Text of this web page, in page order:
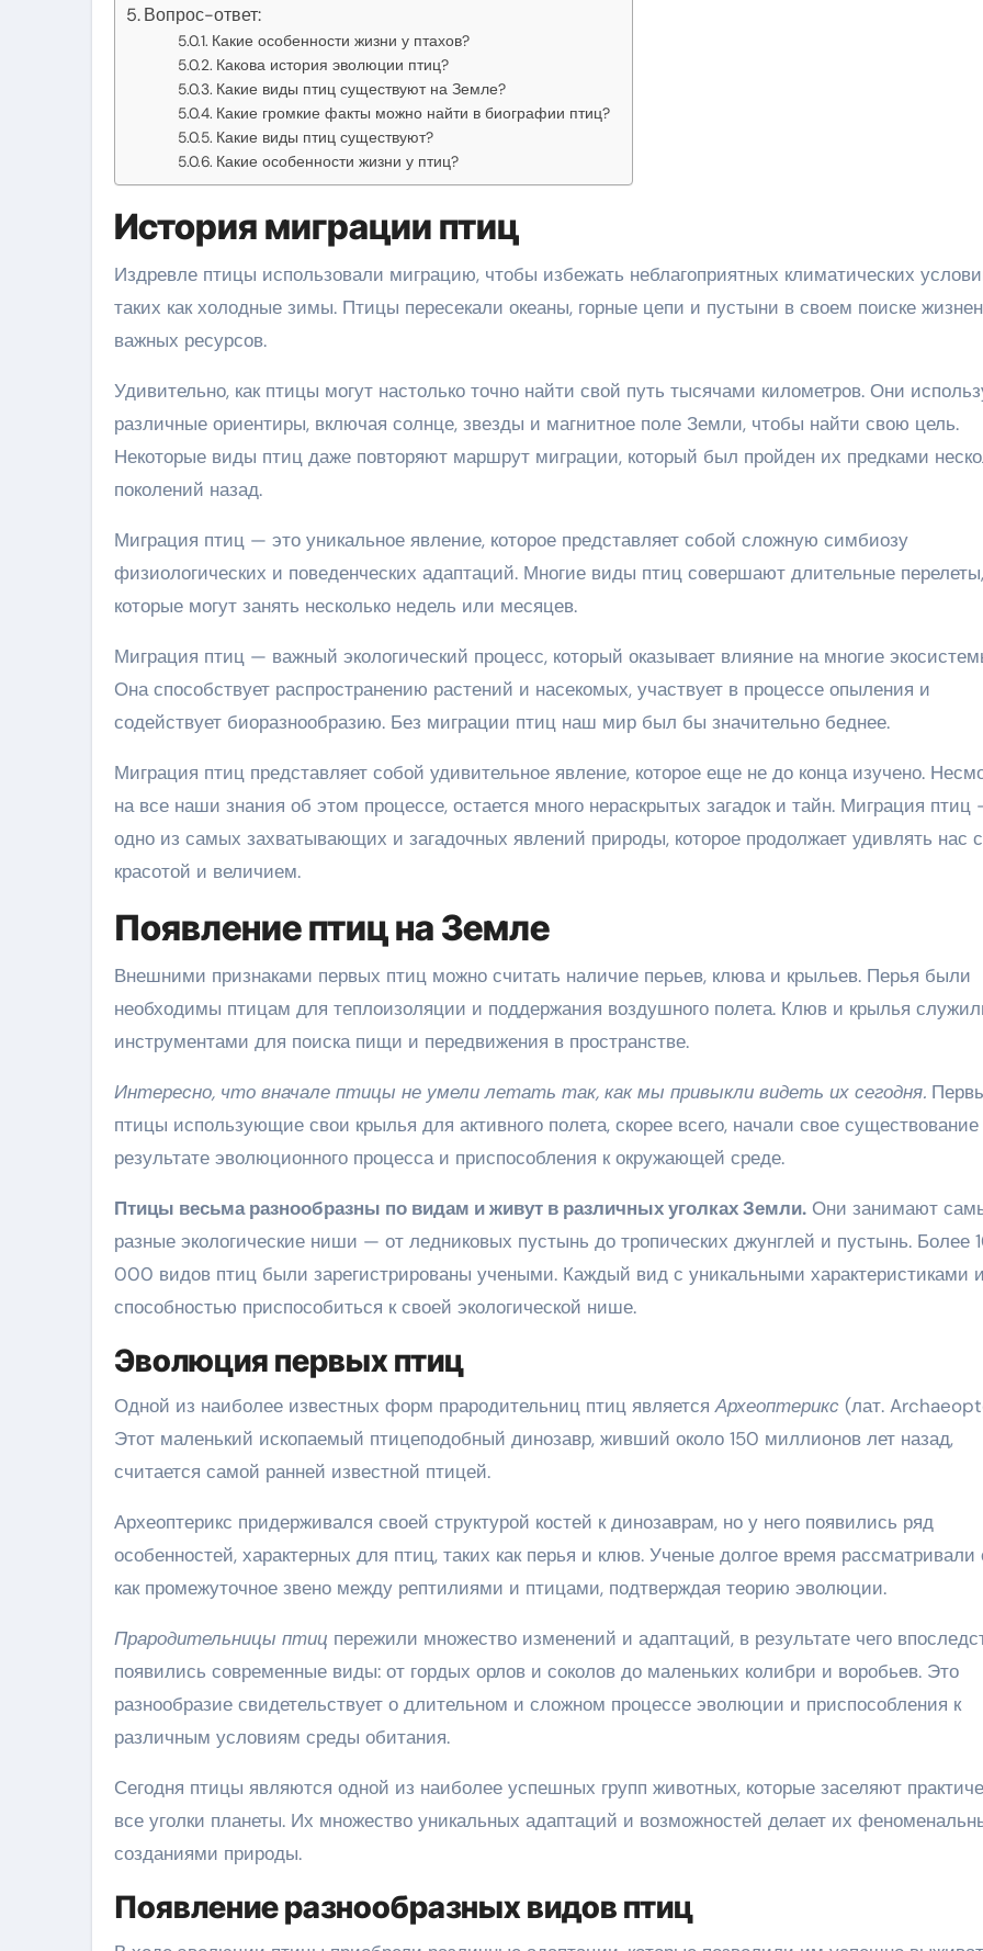
Вопрос-ответ:
Какие особенности жизни у птахов?
Какова история эволюции птиц?
Какие виды птиц существуют на Земле?
Какие громкие факты можно найти в биографии птиц?
Какие виды птиц существуют?
Какие особенности жизни у птиц?
История миграции птиц
Издревле птицы использовали миграцию, чтобы избежать неблагоприятных климатических
таких как холодные зимы. Птицы пересекали океаны, горные цепи и пустыни в своем поиске
важных ресурсов.
Удивительно, как птицы могут настолько точно найти свой путь тысячами километров. Они
различные ориентиры, включая солнце, звезды и магнитное поле Земли, чтобы найти свою цель.
Некоторые виды птиц даже повторяют маршрут миграции, который был пройден их предками
поколений назад.
Миграция птиц — это уникальное явление, которое представляет собой сложную симбиозу
физиологических и поведенческих адаптаций. Многие виды птиц совершают длительные перелеты,
которые могут занять несколько недель или месяцев.
Миграция птиц — важный экологический процесс, который оказывает влияние на многие
Она способствует распространению растений и насекомых, участвует в процессе опыления и
содействует биоразнообразию. Без миграции птиц наш мир был бы значительно беднее.
Миграция птиц представляет собой удивительное явление, которое еще не до конца изучено.
на все наши знания об этом процессе, остается много нераскрытых загадок и тайн. Миграция птиц
одно из самых захватывающих и загадочных явлений природы, которое продолжает удивлять нас
красотой и величием.
Появление птиц на Земле
Внешними признаками первых птиц можно считать наличие перьев, клюва и крыльев. Перья были
необходимы птицам для теплоизоляции и поддержания воздушного полета. Клюв и крылья
инструментами для поиска пищи и передвижения в пространстве.
Интересно, что вначале птицы не умели летать так, как мы привыкли видеть их сегодня.
птицы использующие свои крылья для активного полета, скорее всего, начали свое существование
результате эволюционного процесса и приспособления к окружающей среде.
Птицы весьма разнообразны по видам и живут в различных уголках Земли. Они занимают
разные экологические ниши — от ледниковых пустынь до тропических джунглей и пустынь. Более
000 видов птиц были зарегистрированы учеными. Каждый вид с уникальными характеристиками и
способностью приспособиться к своей экологической нише.
Эволюция первых птиц
Одной из наиболее известных форм прародительниц птиц являетсяАрхеоптерикс (лат.
Этот маленький ископаемый птицеподобный динозавр, живший около 150 миллионов лет назад,
считается самой ранней известной птицей.
Археоптерикс придерживался своей структурой костей к динозаврам, но у него появились ряд
особенностей, характерных для птиц, таких как перья и клюв. Ученые долгое время рассматривали
как промежуточное звено между рептилиями и птицами, подтверждая теорию эволюции.
Прародительницы птиц пережили множество изменений и адаптаций, в результате чего
появились современные виды: от гордых орлов и соколов до маленьких колибри и воробьев. Это
разнообразие свидетельствует о длительном и сложном процессе эволюции и приспособления к
различным условиям среды обитания.
Сегодня птицы являются одной из наиболее успешных групп животных, которые заселяют
все уголки планеты. Их множество уникальных адаптаций и возможностей делает их
созданиями природы.
Появление разнообразных видов птиц